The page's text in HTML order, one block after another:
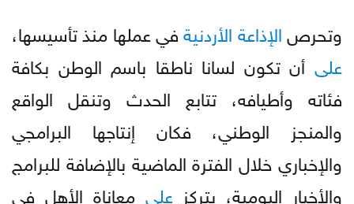
وتحرصالإذاعةالأردنيةفي عملها منذ تأسيسها،
على أن تكون لسانا ناطقا باسم الوطن بكافة
فئاته وأطيافه، تتابع الحدث وتنقل الواقع
والمنجز الوطني، فكان إنتاجها البرامجي
والإخباري خلال الفترة الماضية بالإضافة للبرامج
والأخبار اليومية، يتركزعلى معاناة الأهل في